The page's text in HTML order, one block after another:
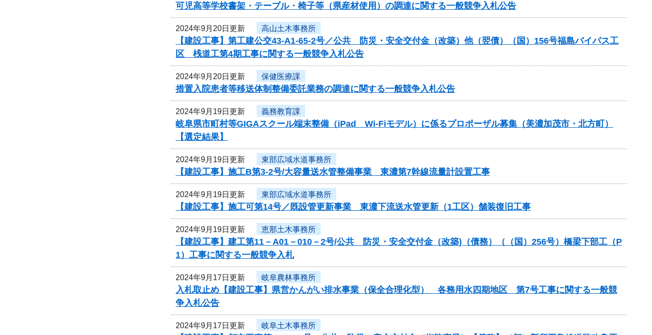
可児高等学校書架・テーブル・椅子等（県産材使用）の調達に関する一般競争入札公告
2024年9月20日更新 高山土木事務所
【建設工事】第工建公交43-A1-65-2号／公共 防災・安全交付金（改築）他（翌債）（国）156号福島バイパス工
区 桟道工第4期工事に関する一般競争入札公告
2024年9月20日更新 保健医療課
措置入院患者等移送体制整備委託業務の調達に関する一般競争入札公告
2024年9月19日更新 義務教育課
岐阜県市町村等GIGAスクール端末整備（iPad Wi-Fiモデル）に係るプロポーザル募集（美濃加茂市・北方町）
【選定結果】
2024年9月19日更新 東部広域水道事務所
【建設工事】施工B第3-2号/大容量送水管整備事業 東濃第7幹線流量計設置工事
2024年9月19日更新 東部広域水道事務所
【建設工事】施工可第14号／既設管更新事業 東濃下流送水管更新（1工区）舗装復旧工事
2024年9月19日更新 恵那土木事務所
【建設工事】建工第11－A01－010－2号/公共 防災・安全交付金（改築)（債務）（（国）256号）橋梁下部工（P
1）工事に関する一般競争入札
2024年9月17日更新 岐阜農林事務所
入札取止め【建設工事】県営かんがい排水事業（保全合理化型） 各務用水四期地区 第7号工事に関する一般競
争入札公告
2024年9月17日更新 岐阜土木事務所